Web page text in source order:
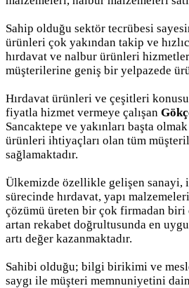
Sahip olduğu sektör tecrübesi
ürünleri çok yakından takip ve
hırdavat ve nalbur ürünleri
müşterilerine geniş bir yelpazede
Hırdavat ürünleri ve çeşitleri
fiyatla hizmet vermeye çalışan
Sancaktepe ve yakınları başta
ürünleri ihtiyaçları olan tüm
sağlamaktadır.
Ülkemizde özellikle gelişen sanayi,
sürecinde hırdavat, yapı
çözümü üreten bir çok firmadan biri
artan rekabet doğrultusunda en
artı değer kazanmaktadır.
Sahibi olduğu; bilgi birikimi ve
saygı ile müşteri memnuniyetini